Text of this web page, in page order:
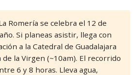
Romería se celebra el 12 de
Si planeas asistir, llega con
a la Catedral de Guadalajara
de la Virgen (~10am). El recorrido
6 y 8 horas. Lleva agua,